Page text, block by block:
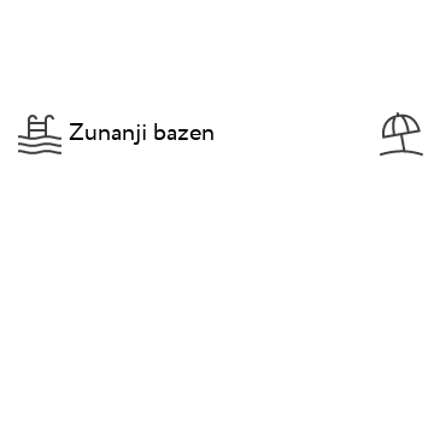
Zunanji bazen